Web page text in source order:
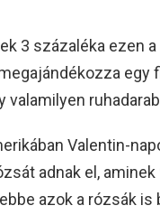
3 százaléka ezen
egy
valamilyen
Valentin-
adnak el,
azok a rózsák is